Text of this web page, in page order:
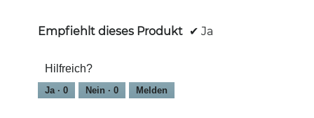
Empfiehlt dieses Produkt ✔ Ja
Hilfreich?
Ja · 0 Nein · 0 Melden